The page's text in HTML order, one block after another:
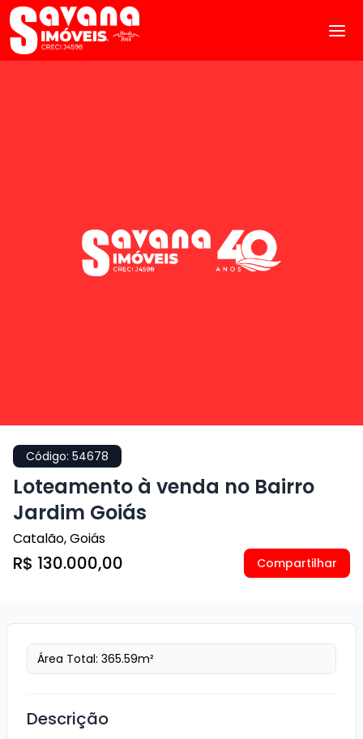
Código: 54678
Loteamento à venda no Bairro
Jardim Goiás
Catalão,Goiás
R$ 130.000,00 Compartilhar
Área Total: 365.59m²
Descrição